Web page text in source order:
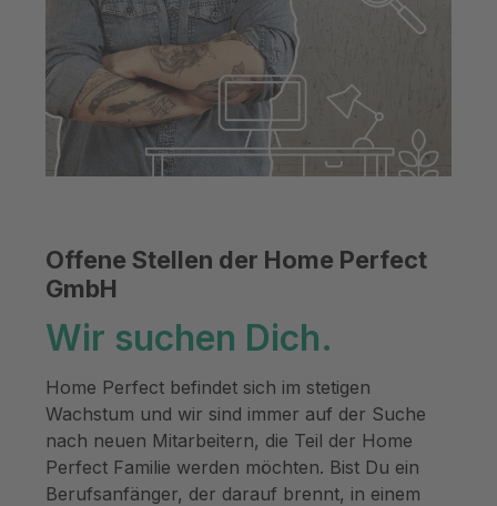
Offene Stellen der Home Perfect
GmbH
Wir suchen Dich.
Home Perfect befindet sich im stetigen
Wachstum und wir sind immer auf der Suche
nach neuen Mitarbeitern, die Teil der Home
Perfect Familie werden möchten. Bist Du ein
Berufsanfänger, der darauf brennt, in einem